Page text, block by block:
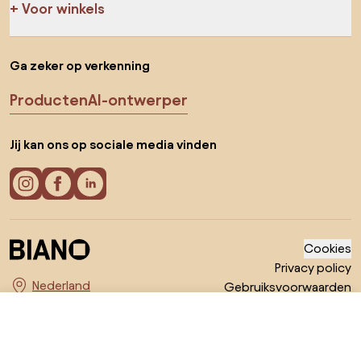
Voor winkels
Ga zeker op verkenning
ProductenAI-ontwerper
Jij kan ons op sociale media vinden
Kies land
Cookies
Privacy policy
Gebruiksvoorwaarden